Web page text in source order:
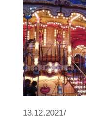
13.12.2021/